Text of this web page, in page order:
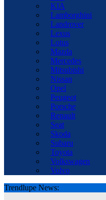
KIA
Lamborghini
Landrover
Lexus
Lotus
Mazda
Mercedes
Mitsubishi
Nissan
Opel
Peugeot
Porsche
Renault
Seat
Skoda
Subaru
Toyota
Volkswagen
Volvo
Trendlupe News: